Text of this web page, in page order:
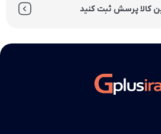
کالا پرسش ثبت کنید